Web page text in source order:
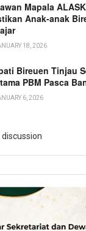
Mapala
Anak-anak
18, 2026
Bireuen Tinjau
PBM Pasca
6, 2026